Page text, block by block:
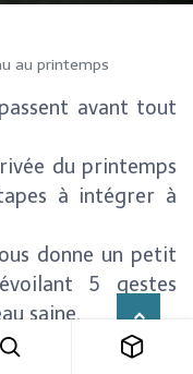
au printemps
avant tout
du printemps
à intégrer à
donne un petit
5 gestes
saine.